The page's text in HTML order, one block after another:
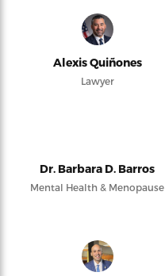
Alexis Quiñones
Lawyer
Dr. Barbara D. Barros
Mental Health & Menopause